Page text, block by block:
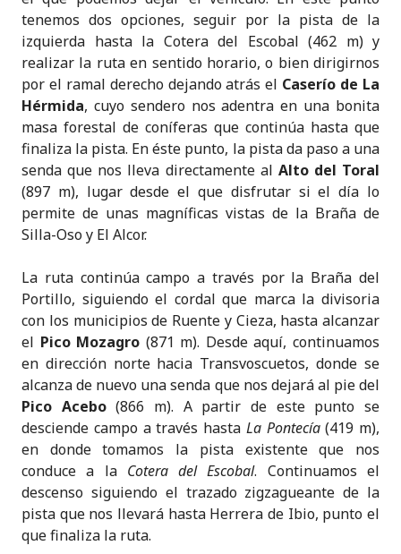
tenemos dos opciones, seguir por la pista de la
izquierda hasta la Cotera del Escobal (462 m) y
realizar la ruta en sentido horario, o bien dirigirnos
por el ramal derecho dejando atrás el Caserío de La
Hérmida, cuyo sendero nos adentra en una bonita
masa forestal de coníferas que continúa hasta que
finaliza la pista. En éste punto, la pista da paso a una
senda que nos lleva directamente al Alto del Toral
(897 m), lugar desde el que disfrutar si el día lo
permite de unas magníficas vistas de la Braña de
Silla-Oso y El Alcor.
La ruta continúa campo a través por la Braña del
Portillo, siguiendo el cordal que marca la divisoria
con los municipios de Ruente y Cieza, hasta alcanzar
el Pico Mozagro (871 m). Desde aquí, continuamos
en dirección norte hacia Transvoscuetos, donde se
alcanza de nuevo una senda que nos dejará al pie del
Pico Acebo(866 m). A partir de este punto se
desciende campo a través hasta La Pontecía(419 m),
en donde tomamos la pista existente que nos
conduce a la Cotera del Escobal. Continuamos el
descenso siguiendo el trazado zigzagueante de la
pista que nos llevará hasta Herrera de Ibio, punto el
que finaliza la ruta.